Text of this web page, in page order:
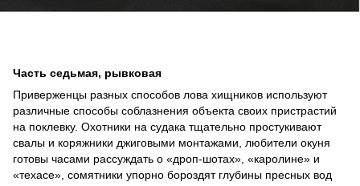
Часть седьмая, рывковая
Приверженцы разных способов лова хищников используют
различные способы соблазнения объекта своих пристрастий
на поклевку. Охотники на судака тщательно простукивают
свалы и коряжники джиговыми монтажами, любители окуня
готовы часами рассуждать о «дроп-шотах», «каролине» и
«техасе», сомятники упорно бороздят глубины пресных вод